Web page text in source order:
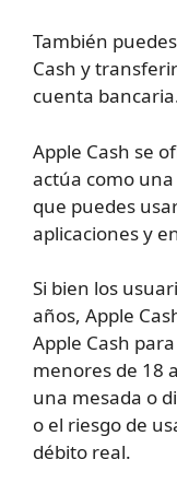
También
Cash y
cuenta
Apple Cash se
actúa como
que puedes
aplicaciones y
Si bien los
años, Apple
Apple Cash
menores de 18
una mesada o
o el riesgo de
débito real.